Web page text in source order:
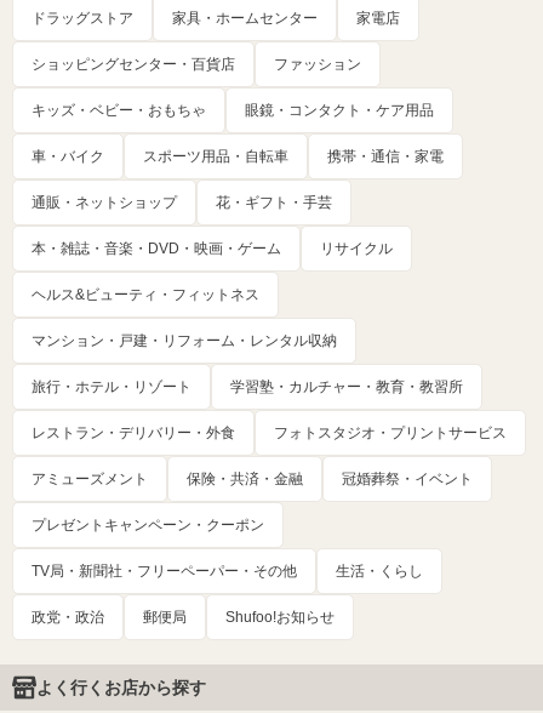
ドラッグストア 家具・ホームセンター 家電店
ショッピングセンター・百貨店 ファッション
キッズ・ベビー・おもちゃ 眼鏡・コンタクト・ケア用品
車・バイク スポーツ用品・自転車 携帯・通信・家電
通販・ネットショップ 花・ギフト・手芸
本・雑誌・音楽・DVD・映画・ゲーム リサイクル
ヘルス&ビューティ・フィットネス
マンション・戸建・リフォーム・レンタル収納
旅行・ホテル・リゾート 学習塾・カルチャー・教育・教習所
レストラン・デリバリー・外食 フォトスタジオ・プリントサービス
アミューズメント 保険・共済・金融 冠婚葬祭・イベント
プレゼントキャンペーン・クーポン
TV局・新聞社・フリーペーパー・その他 生活・くらし
政党・政治 郵便局 Shufoo!お知らせ
よく行くお店から探す